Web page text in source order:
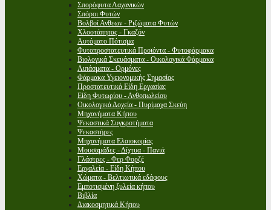
Σπορόφυτα Λαχανικών
Σπόροι Φυτών
Βολβοί Ανθεων - Ριζώματα Φυτών
Χλοοτάπητας - Γκαζόν
Αυτόματο Πότισμα
Φυτοπροστατευτικά Προϊόντα - Φυτοφάρμακα
Βιολογικά Σκευάσματα - Οικολογικά Φάρμακα
Λιπάσματα - Ορμόνες
Φάρμακα Υγειονομικής Σημασίας
Προστατευτικά Είδη Εργασίας
Είδη Φυτωρίου - Ανθοπωλείου
Οικολογικά Δοχεία - Πυρίμαχα Σκεύη
Μηχανήματα Κήπου
Ψεκαστικά Συγκροτήματα
Ψεκαστήρες
Μηχανήματα Ελαιοκομίας
Μουσαμάδες - Δίχτυα - Πανιά
Γλάστρες - Φερ Φορζέ
Εργαλεία - Είδη Κήπου
Χώματα - Βελτιωτικά εδάφους
Εμποτισμένη ξυλεία κήπου
Βιβλία
Διακοσμητικά Κήπου